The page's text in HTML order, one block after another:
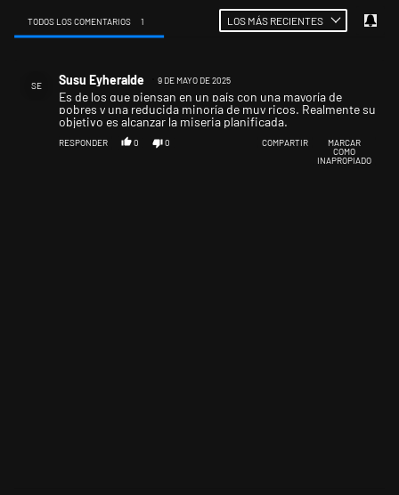
TODOS LOS COMENTARIOS 1 LOS MÁS RECIENTES
SE Susu Eyheralde 9 DE MAYO DE 2025
Es de los que piensan en un país con una mayoría de
pobres y una reducida minoría de muy ricos. Realmente su
objetivo es alcanzar la miseria planificada.
RESPONDER 0 0 COMPARTIR
MARCAR
COMO
INAPROPIADO